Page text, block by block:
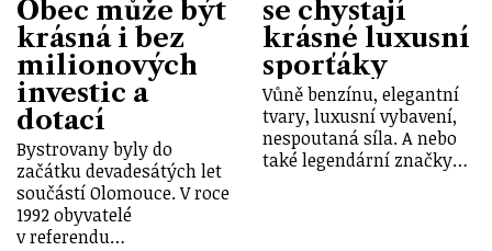
Obec může být
krásná i bez
milionových
investic a
dotací
Bystrovany byly do
začátku devadesátých let
součástí Olomouce. V roce
1992 obyvatelé
v referendu…
se chystají
krásné luxusní
sporťáky
Vůně benzínu, elegantní
tvary, luxusní vybavení,
nespoutaná síla. A nebo
také legendární značky…